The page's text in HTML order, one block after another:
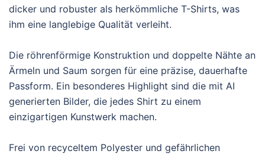
dicker und robuster als herkömmliche T-Shirts, was
ihm eine langlebige Qualität verleiht.
Die röhrenförmige Konstruktion und doppelte Nähte an
Ärmeln und Saum sorgen für eine präzise, dauerhafte
Passform. Ein besonderes Highlight sind die mit AI
generierten Bilder, die jedes Shirt zu einem
einzigartigen Kunstwerk machen.
Frei von recyceltem Polyester und gefährlichen